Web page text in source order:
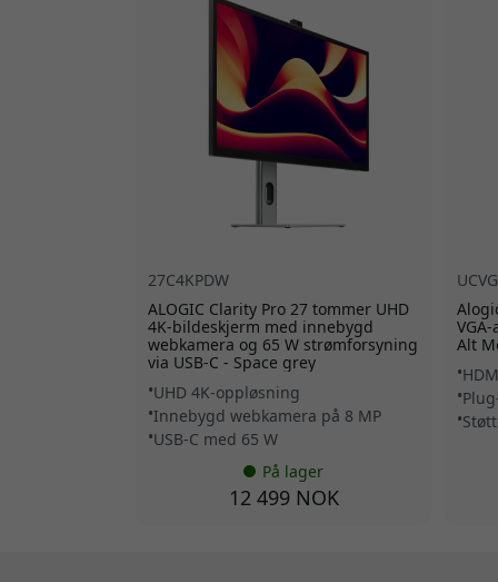
27C4KPDW
ALOGIC Clarity Pro 27 tommer UHD
4K-bildeskjerm med innebygd
webkamera og 65 W strømforsyning
via USB-C - Space grey
UHD 4K-oppløsning
Innebygd webkamera på 8 MP
USB-C med 65 W
På lager
12 499 NOK
Alt